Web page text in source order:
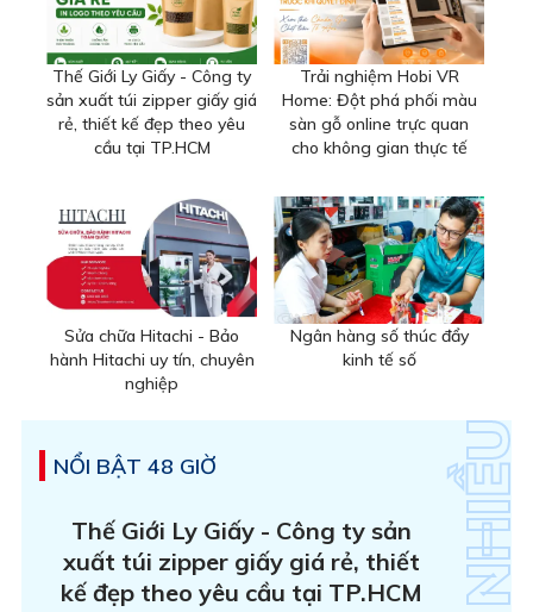
Thế Giới Ly Giấy - Công ty
sản xuất túi zipper giấy giá
rẻ, thiết kế đẹp theo yêu
cầu tại TP.HCM
Trải nghiệm Hobi VR
Home: Đột phá phối màu
sàn gỗ online trực quan
cho không gian thực tế
Sửa chữa Hitachi - Bảo
hành Hitachi uy tín, chuyên
nghiệp
Ngân hàng số thúc đẩy
kinh tế số
NỔI BẬT 48 GIỜ
Thế Giới Ly Giấy - Công ty sản
xuất túi zipper giấy giá rẻ, thiết
kế đẹp theo yêu cầu tại TP.HCM